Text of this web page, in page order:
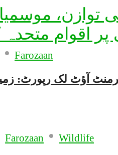
• Farozaan
Farozaan • Wildlife